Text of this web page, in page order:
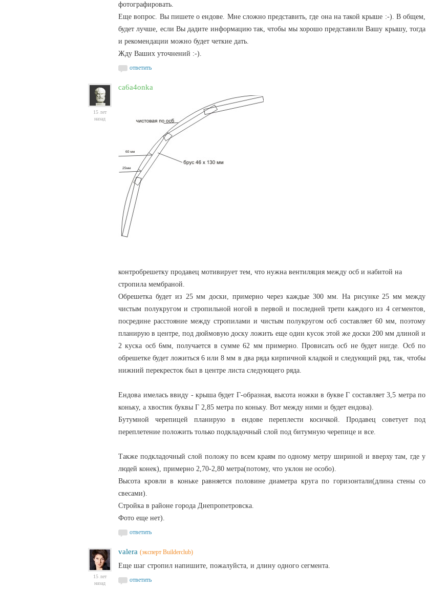
фотографировать.
Еще вопрос. Вы пишете о ендове. Мне сложно представить, где она на такой крыше :-). В общем,
будет лучше, если Вы дадите информацию так, чтобы мы хорошо представили Вашу крышу, тогда
и рекомендации можно будет четкие дать.
Жду Ваших уточнений :-).
ответить
15 лет
назад
ca6a4onka
контробрешетку продавец мотивирует тем, что нужна вентиляция между осб и набитой на
стропила мембраной.
Обрешетка будет из 25 мм доски, примерно через каждые 300 мм. На рисунке 25 мм между
чистым полукругом и стропильной ногой в первой и последней трети каждого из 4 сегментов,
посредине расстояние между стропилами и чистым полукругом осб составляет 60 мм, поэтому
планирую в центре, под дюймовую доску ложить еще один кусок этой же доски 200 мм длиной и
2 куска осб 6мм, получается в сумме 62 мм примерно. Провисать осб не будет нигде. Осб по
обрешетке будет ложиться 6 или 8 мм в два ряда кирпичной кладкой и следующий ряд, так, чтобы
нижний перекресток был в центре листа следующего ряда.
Ендова имелась ввиду - крыша будет Г-образная, высота ножки в букве Г составляет 3,5 метра по
коньку, а хвостик буквы Г 2,85 метра по коньку. Вот между ними и будет ендова).
Бутумной черепицей планирую в ендове переплести косичкой. Продавец советует под
переплетение положить только подкладочный слой под битумную черепице и все.
Также подкладочный слой положу по всем краям по одному метру шириной и вверху там, где у
людей конек), примерно 2,70-2,80 метра(потому, что уклон не особо).
Высота кровли в коньке равняется половине диаметра круга по горизонтали(длина стены со
свесами).
Стройка в районе города Днепропетровска.
Фото еще нет).
ответить
15 лет
назад
valera (эксперт Builderclub)
Еще шаг стропил напишите, пожалуйста, и длину одного сегмента.
ответить